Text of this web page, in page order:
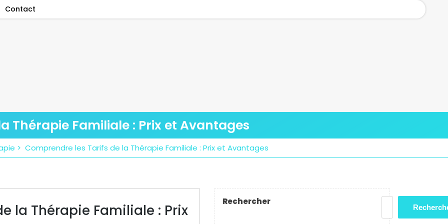
Contact
Thérapie Familiale : Prix et Avantages
> Comprendre les Tarifs de la Thérapie Familiale : Prix et Avantages
la Thérapie Familiale : Prix
Rechercher